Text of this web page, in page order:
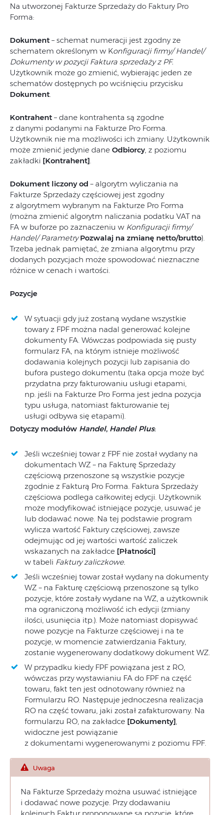
Na utworzonej Fakturze Sprzedaży do Faktury Pro
Forma:
Dokument – schemat numeracji jest zgodny ze
schematem określonym w Konfiguracji firmy/ Handel/
Dokumenty w pozycji Faktura sprzedaży z PF.
Użytkownik może go zmienić, wybierając jeden ze
schematów dostępnych po wciśnięciu przycisku
Dokument.
Kontrahent – dane kontrahenta są zgodne
z danymi podanymi na Fakturze Pro Forma.
Użytkownik nie ma możliwości ich zmiany. Użytkownik
może zmienić jedynie dane Odbiorcy, z poziomu
zakładki [Kontrahent].
Dokument liczony od – algorytm wyliczania na
Fakturze Sprzedaży częściowej jest zgodny
z algorytmem wybranym na Fakturze Pro Forma
(można zmienić algorytm naliczania podatku VAT na
FA w buforze po zaznaczeniu w Konfiguracji firmy/
Handel/ Parametry Pozwalaj na zmianę netto/brutto).
Trzeba jednak pamiętać, że zmiana algorytmu przy
dodanych pozycjach może spowodować nieznaczne
różnice w cenach i wartości.
Pozycje
W sytuacji gdy już zostaną wydane wszystkie
towary z FPF można nadal generować kolejne
dokumenty FA. Wówczas podpowiada się pusty
formularz FA, na którym istnieje możliwość
dodawania kolejnych pozycji lub zapisania do
bufora pustego dokumentu (taka opcja może być
przydatna przy fakturowaniu usługi etapami,
np. jeśli na Fakturze Pro Forma jest jedna pozycja
typu usługa, natomiast fakturowanie tej
usługi odbywa się etapami).
Dotyczy modułów Handel, Handel Plus:
Jeśli wcześniej towar z FPF nie został wydany na
dokumentach WZ – na Fakturę Sprzedaży
częściową przenoszone są wszystkie pozycje
zgodnie z Fakturą Pro Forma. Faktura Sprzedaży
częściowa podlega całkowitej edycji. Użytkownik
może modyfikować istniejące pozycje, usuwać je
lub dodawać nowe. Na tej podstawie program
wylicza wartość Faktury częściowej, zawsze
odejmując od jej wartości wartość zaliczek
wskazanych na zakładce [Płatności]
w tabeli Faktury zaliczkowe.
Jeśli wcześniej towar został wydany na dokumenty
WZ – na Fakturę częściową przenoszone są tylko
pozycje, które zostały wydane na WZ, a użytkownik
ma ograniczoną możliwość ich edycji (zmiany
ilości, usunięcia itp.). Może natomiast dopisywać
nowe pozycje na Fakturze częściowej i na te
pozycje, w momencie zatwierdzania Faktury,
zostanie wygenerowany dodatkowy dokument WZ.
W przypadku kiedy FPF powiązana jest z RO,
wówczas przy wystawianiu FA do FPF na część
towaru, fakt ten jest odnotowany również na
Formularzu RO. Następuje jednoczesna realizacja
RO na część towaru, jaki został zafakturowany. Na
formularzu RO, na zakładce [Dokumenty],
widoczne jest powiązanie
z dokumentami wygenerowanymi z poziomu FPF.
Uwaga
Na Fakturze Sprzedaży można usuwać istniejące
i dodawać nowe pozycje. Przy dodawaniu